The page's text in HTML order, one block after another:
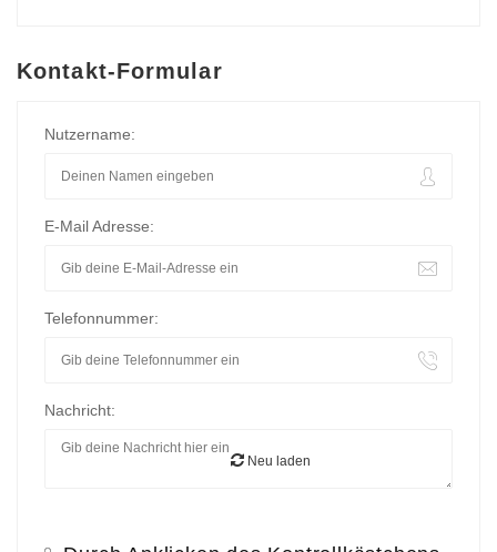
Kontakt-Formular
Nutzername:
E-Mail Adresse:
Telefonnummer:
Nachricht:
Neu laden